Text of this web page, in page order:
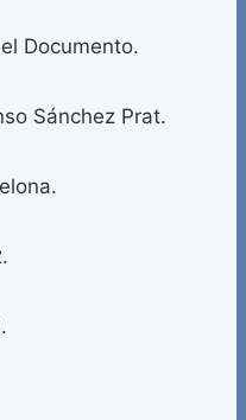
Documento.
Sánchez Prat.